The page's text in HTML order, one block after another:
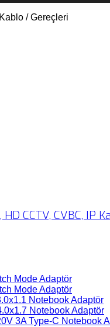
/ Gereçleri
CCTV, CVBC, IP
Mode Adaptör
Mode Adaptör
Notebook Adaptör
Notebook Adaptör
3A Type-C Notebook